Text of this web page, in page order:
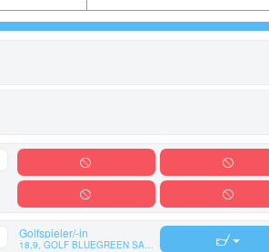
Golfspieler/-in
18,9, GOLF BLUEGREEN SAINT AUBIN